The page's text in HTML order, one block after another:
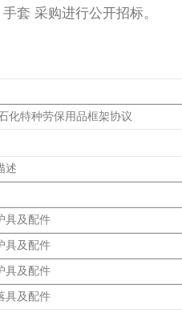
套 采购进行公开招标。
化特种劳保用品框架协议
述
具及配件
具及配件
具及配件
具及配件